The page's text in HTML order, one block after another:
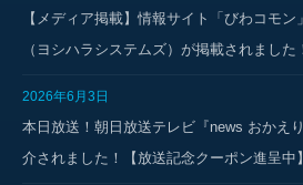
【メディア掲載】情報サイト「びわコモ
（ヨシハラシステムズ）が掲載されました
2026年6月3日
本日放送！朝日放送テレビ『news おかえ
介されました！【放送記念クーポン進呈中】